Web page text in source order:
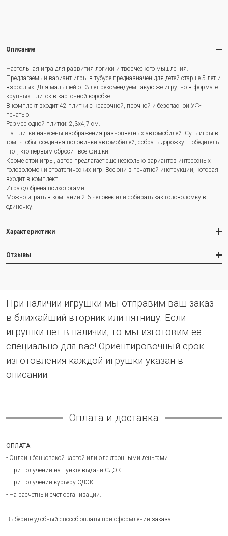
Описание
Настольная игра для развития логики и творческого мышления.
Предлагаемый вариант игры в тубусе предназначен для детей старше 5 лет и
взрослых. Для малышей от 3 лет рекомендуем такую же игру, но в формате
крупных плиток в картонной коробке.
В комплект входит 42 плитки с красочной, прочной и безопасной УФ-
печатью.
Размер одной плитки: 2,3х4,7 см.
На плитки нанесены изображения разноцветных автомобилей. Суть игры в
том, чтобы, соединяя половинки автомобилей, собрать дорожку. Победитель
- тот, кто первым сбросит все фишки.
Кроме этой игры, автор предлагает еще несколько вариантов интересных
головоломок и стратегических игр. Все они в печатной инструкции, которая
входит в комплект.
Игра одобрена психологами.
Можно играть в компании 2-6 человек или собирать как головоломку в
одиночку.
Характеристики
Отзывы
При наличии игрушки мы отправим ваш заказ
в ближайший вторник или пятницу. Если
игрушки нет в наличии, то мы изготовим ее
специально для вас! Ориентировочный срок
изготовления каждой игрушки указан в
описании.
Оплата и доставка
ОПЛАТА
- Онлайн банковской картой или электронными деньгами.
- При получении на пункте выдачи СДЭК
- При получении курьеру СДЭК
- На расчетный счет организации.
Выберите удобный способ оплаты при оформлении заказа.